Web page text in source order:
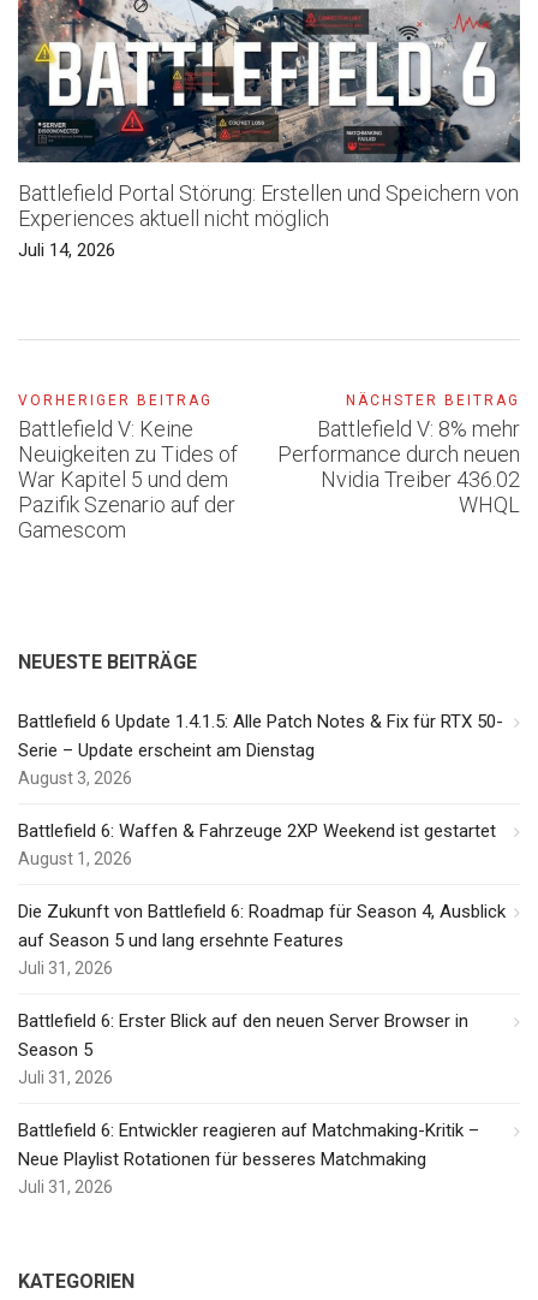
Battlefield Portal Störung: Erstellen und Speichern von
Experiences aktuell nicht möglich
Juli 14, 2026
VORHERIGER BEITRAG
Battlefield V: Keine
Neuigkeiten zu Tides of
War Kapitel 5 und dem
Pazifik Szenario auf der
Gamescom
NÄCHSTER BEITRAG
Battlefield V: 8% mehr
Performance durch neuen
Nvidia Treiber 436.02
WHQL
NEUESTE BEITRÄGE
Battlefield 6 Update 1.4.1.5: Alle Patch Notes & Fix für RTX 50-
Serie – Update erscheint am Dienstag
August 3, 2026
Battlefield 6: Waffen & Fahrzeuge 2XP Weekend ist gestartet
August 1, 2026
Die Zukunft von Battlefield 6: Roadmap für Season 4, Ausblick
auf Season 5 und lang ersehnte Features
Juli 31, 2026
Battlefield 6: Erster Blick auf den neuen Server Browser in
Season 5
Juli 31, 2026
Battlefield 6: Entwickler reagieren auf Matchmaking-Kritik –
Neue Playlist Rotationen für besseres Matchmaking
Juli 31, 2026
KATEGORIEN